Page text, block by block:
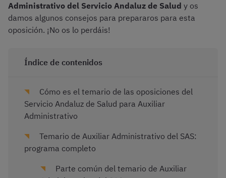
Administrativo del Servicio Andaluz de Salud y os
damos algunos consejos para prepararos para esta
oposición. ¡No os lo perdáis!
Índice de contenidos
Cómo es el temario de las oposiciones del
Servicio Andaluz de Salud para Auxiliar
Administrativo
Temario de Auxiliar Administrativo del SAS:
programa completo
Parte común del temario de Auxiliar